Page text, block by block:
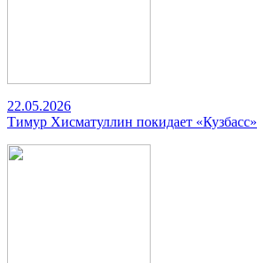
22.05.2026
Тимур Хисматуллин покидает «Кузбасс»